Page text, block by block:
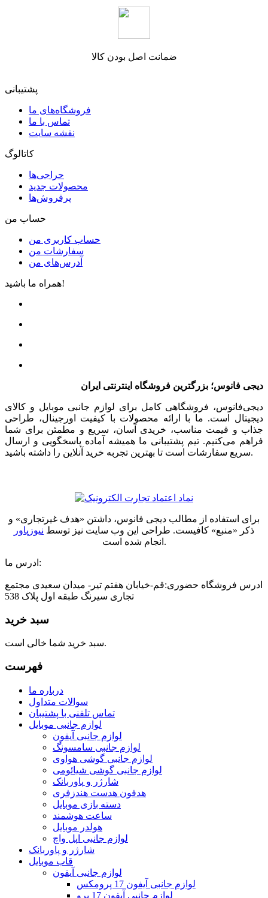
ضمانت اصل بودن کالا
پشتیبانی
فروشگاه‌های ما
تماس با ما
نقشه سایت
کاتالوگ
حراجی‌ها
محصولات جدید
پرفروش‌ها
حساب من
حساب کاربری من
سفارشات من
آدرس‌های من
همراه ما باشید!
دیجی فانوس؛ بزرگترین فروشگاه اینترنتی ایران
دیجی‌فانوس، فروشگاهی کامل برای لوازم جانبی موبایل و کالای
دیجیتال است. ما با ارائه محصولات با کیفیت اورجینال، طراحی
جذاب و قیمت مناسب، خریدی آسان، سریع و مطمئن برای شما
فراهم می‌کنیم. تیم پشتیبانی ما همیشه آماده پاسخگویی و ارسال
سریع سفارشات است تا بهترین تجربه خرید آنلاین را داشته باشید.
برای استفاده از مطالب دیجی فانوس، داشتن «هدف غیرتجاری» و
ذکر «منبع» کافیست. طراحی این وب سایت نیز توسط نیوزپاور
انجام شده است.
ادرس ما:
ادرس فروشگاه حضوری:قم-خیابان هفتم تیر- میدان سعیدی مجتمع
تجاری سیرنگ طبقه اول پلاک 538
سبد خرید
سبد خرید شما خالی است.
فهرست
درباره ما
سوالات متداول
تماس تلفنی با پشتیبان
لوازم جانبی موبایل
لوازم جانبی آیفون
لوازم جانبی سامسونگ
لوازم جانبی گوشی هواوی
لوازم جانبی گوشی شیائومی
شارژر و پاوربانک
هدفون هدست هندزفری
دسته بازی موبایل
ساعت هوشمند
هولدر موبایل
لوازم جانبی اپل واچ
شارژر و پاوربانک
قاب موبایل
لوازم جانبی آیفون
لوازم جانبی آیفون 17 پرومکس
لوازم جانبی آیفون 17 پرو